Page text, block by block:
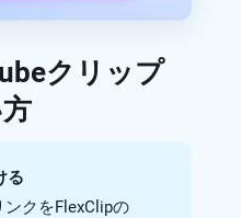
クリップ
る
ンクをFlexClipの